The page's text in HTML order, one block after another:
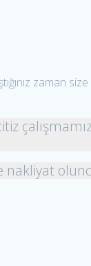
zaman
nakliyat